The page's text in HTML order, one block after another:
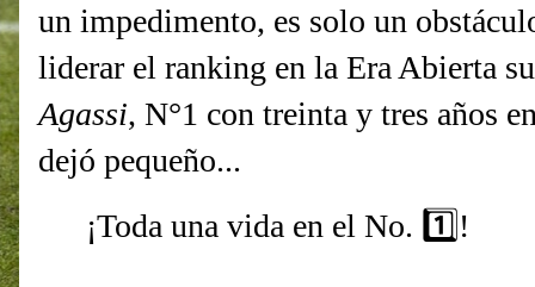
un impedimento, es solo un
liderar el ranking en la Era Abierta
Agassi, N°1 con treinta y tres años
dejó pequeño...
¡Toda una vida en el No. 1️⃣!